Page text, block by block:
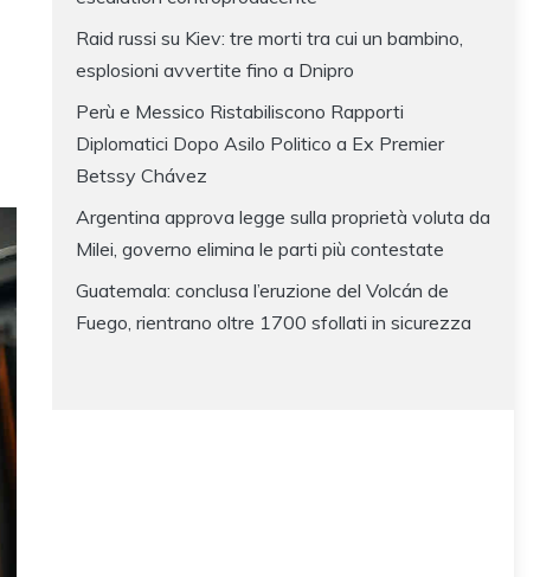
Raid russi su Kiev: tre morti tra cui un bambino,
esplosioni avvertite fino a Dnipro
Perù e Messico Ristabiliscono Rapporti
Diplomatici Dopo Asilo Politico a Ex Premier
Betssy Chávez
Argentina approva legge sulla proprietà voluta da
Milei, governo elimina le parti più contestate
Guatemala: conclusa l’eruzione del Volcán de
Fuego, rientrano oltre 1700 sfollati in sicurezza